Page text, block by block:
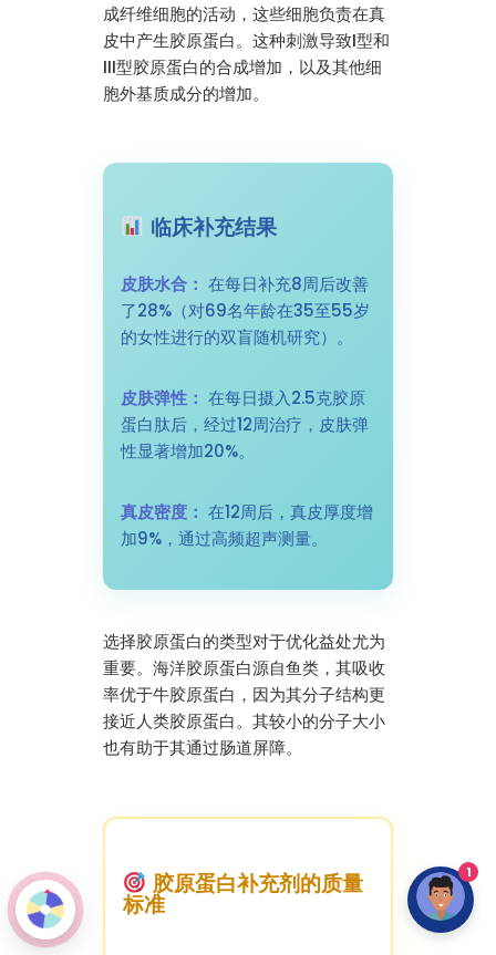
成纤维细胞的活动，这些细胞负责在真
皮中产生胶原蛋白。这种刺激导致I型和
III型胶原蛋白的合成增加，以及其他细
胞外基质成分的增加。
临床补充结果
皮肤水合： 在每日补充8周后改善
了28%（对69名年龄在35至55岁
的女性进行的双盲随机研究）。
皮肤弹性： 在每日摄入2.5克胶原
蛋白肽后，经过12周治疗，皮肤弹
性显著增加20%。
真皮密度： 在12周后，真皮厚度增
加9%，通过高频超声测量。
选择胶原蛋白的类型对于优化益处尤为
重要。海洋胶原蛋白源自鱼类，其吸收
率优于牛胶原蛋白，因为其分子结构更
接近人类胶原蛋白。其较小的分子大小
也有助于其通过肠道屏障。
胶原蛋白补充剂的质量
标准
1